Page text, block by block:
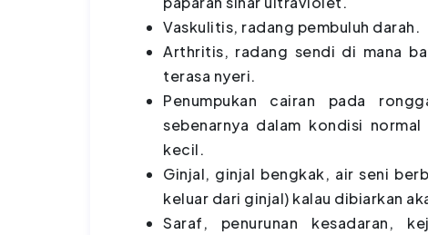
Vaskulitis, radang pembuluh darah.
Arthritis, radang sendi di mana
terasa nyeri.
Penumpukan cairan pada
sebenarnya dalam kondisi
kecil.
Ginjal, ginjal bengkak, air seni
keluar dari ginjal) kalau dibiarkan
Saraf, penurunan kesadaran,